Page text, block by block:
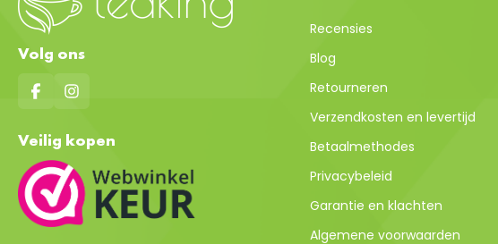
Volg ons
Veilig kopen
Recensies
Blog
Retourneren
Verzendkosten en levertijd
Betaalmethodes
Privacybeleid
Garantie en klachten
Algemene voorwaarden